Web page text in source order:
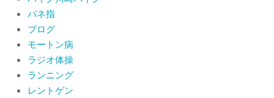
バネ指
ブログ
モートン病
ラジオ体操
ランニング
レントゲン